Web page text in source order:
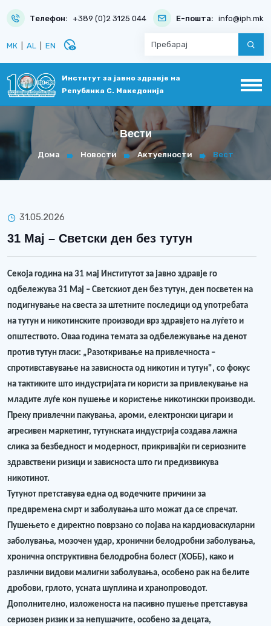
Телефон: +389 (0)2 3125 044 Е-пошта: info@iph.mk
МК AL EN disabled_visible
Институт за јавно здравје на
Република С. Македонија
Вести
Дома Новости Актуелности Вест
31.05.2026
31 Мај – Светски ден без тутун
Секоја година на 31 мај Институтот за јавно здравје го
одбележува 31 Мај – Светскиот ден без тутун, ден посветен на
подигнување на свеста за штетните последици од употребата
на тутун и никотинските производи врз здравјето на луѓето и
општеството. Оваа година темата за одбележување на денот
против тутун гласи: „Разоткривање на привлечноста –
спротивставување на зависноста од никотин и тутун", со фокус
на тактиките што индустријата ги користи за привлекување на
младите луѓе кон пушење и користење никотински производи.
Преку привлечни пакувања, ароми, електронски цигари и
агресивен маркетинг, тутунската индустрија создава лажна
слика за безбедност и модерност, прикривајќи ги сериозните
здравствени ризици и зависноста што ги предизвикува
никотинот.
Тутунот претставува една од водечките причини за
предвремена смрт и заболувања што можат да се спречат.
Пушењето е директно поврзано со појава на кардиоваскуларни
заболувања, мозочен удар, хронични белодробни заболувања,
хронична опструктивна белодробна болест (ХОББ), како и
различни видови малигни заболувања, особено рак на белите
дробови, грлото, усната шуплина и хранопроводот.
Дополнително, изложеноста на пасивно пушење претставува
сериозен ризик и за непушачите, особено за децата,